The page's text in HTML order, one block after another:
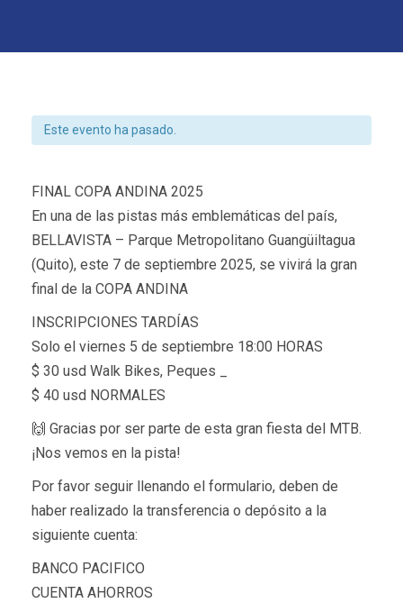
Este evento ha pasado.
FINAL COPA ANDINA 2025
En una de las pistas más emblemáticas del país,
BELLAVISTA – Parque Metropolitano Guangüiltagua
(Quito), este 7 de septiembre 2025, se vivirá la gran
final de la COPA ANDINA
INSCRIPCIONES TARDÍAS
Solo el viernes 5 de septiembre 18:00 HORAS
$ 30 usd Walk Bikes, Peques _
$ 40 usd NORMALES
🙌 Gracias por ser parte de esta gran fiesta del MTB.
¡Nos vemos en la pista!
Por favor seguir llenando el formulario, deben de
haber realizado la transferencia o depósito a la
siguiente cuenta:
BANCO PACIFICO
CUENTA AHORROS